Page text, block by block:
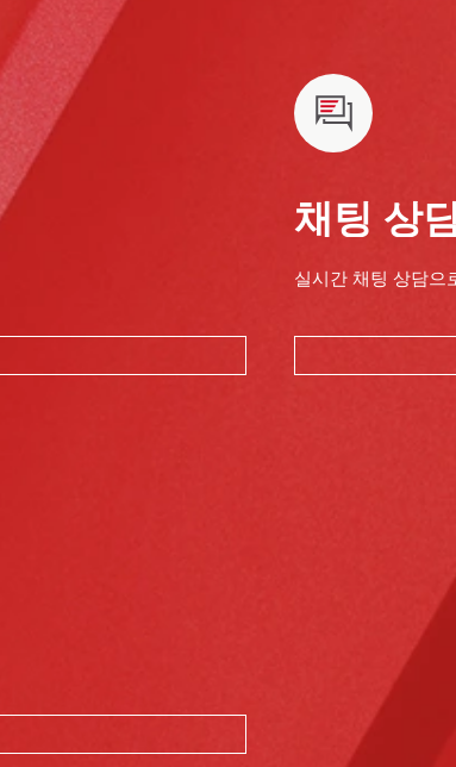
채팅 상
실시간 채팅 상담으